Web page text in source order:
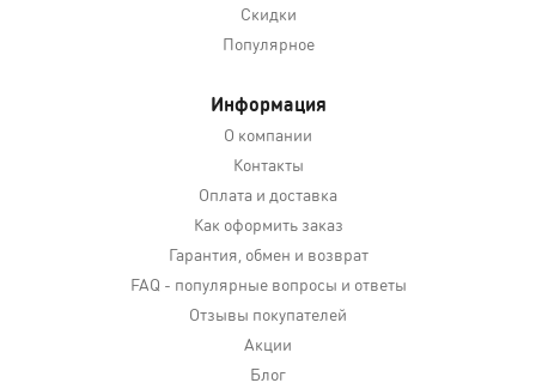
Скидки
Популярное
Информация
О компании
Контакты
Оплата и доставка
Как оформить заказ
Гарантия, обмен и возврат
FAQ - популярные вопросы и ответы
Отзывы покупателей
Акции
Блог